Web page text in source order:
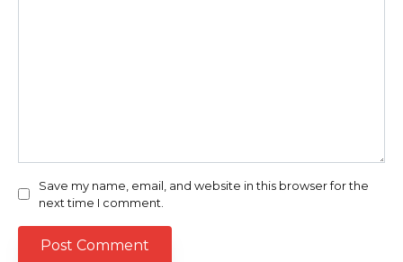
Save my name, email, and website in this browser for the
next time I comment.